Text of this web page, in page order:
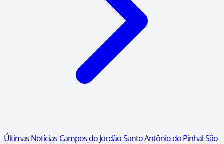
Últimas Notícias Campos do JordãoSanto Antônio do PinhalSão